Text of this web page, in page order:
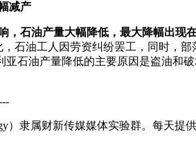
减产
，石油产量大幅降低，最大降幅出
石油工人因劳资纠纷罢工，同时，
亚石油产量降低的主要原因是盗油和
隶属财新传媒媒体实验群。每天提